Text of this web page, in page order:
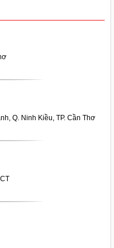
Q. Ninh Kiều, TP. Cần Thơ